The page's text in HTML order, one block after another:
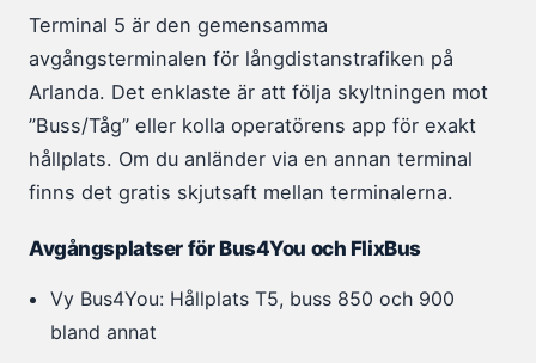
Terminal 5 är den gemensamma
avgångsterminalen för långdistanstrafiken på
Arlanda. Det enklaste är att följa skyltningen mot
”Buss/Tåg” eller kolla operatörens app för exakt
hållplats. Om du anländer via en annan terminal
finns det gratis skjutsaft mellan terminalerna.
Avgångsplatser för Bus4You och FlixBus
Vy Bus4You: Hållplats T5, buss 850 och 900
bland annat